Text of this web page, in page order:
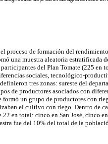
proceso de formación del
una muestra aleatoria
del Plan Tomate (225 en
sociales, tecnológico-
tres zonas: sureste del
de productores asociados con
un grupo de productores con
el cultivo con riego. Dentro de
en total: cinco en San José, cinco
fue del 10% del total de la